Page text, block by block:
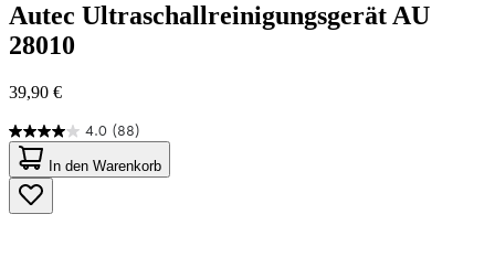
Autec Ultraschallreinigungsgerät AU
28010
39,90 €
4.0 (88)
4.0
von
5
Sternen.
88
In den Warenkorb